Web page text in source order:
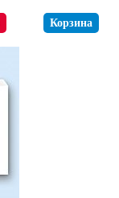
Корзина